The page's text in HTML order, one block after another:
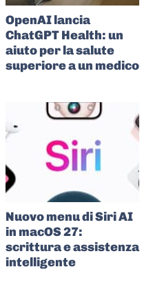
OpenAI lancia
ChatGPT Health: un
aiuto per la salute
superiore a un medico
Nuovo menu di Siri AI
in macOS 27:
scrittura e assistenza
intelligente